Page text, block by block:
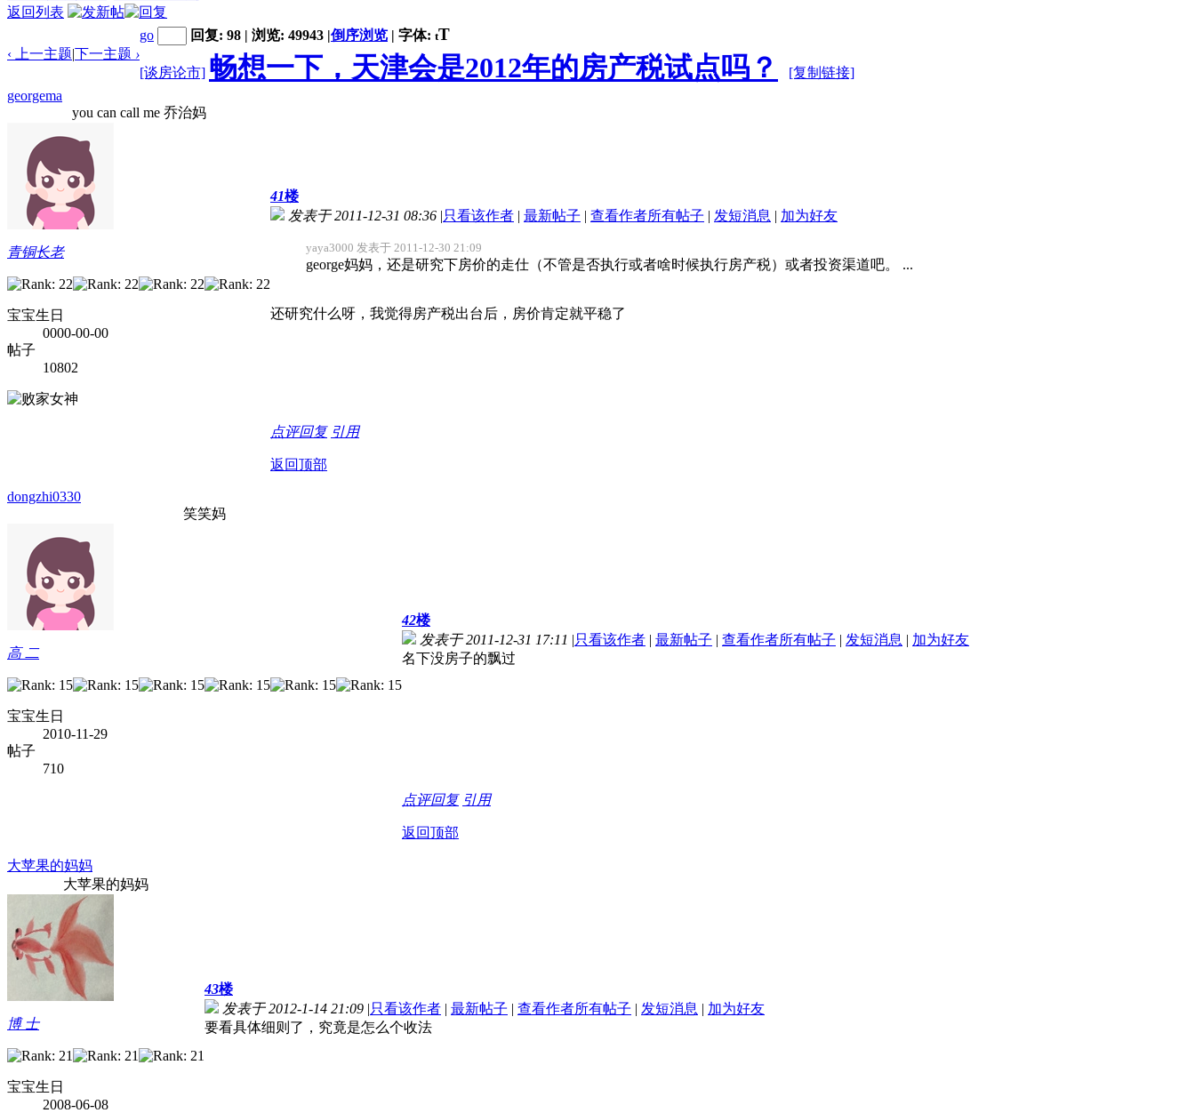
返回列表
‹ 上一主题|下一主题 ›
go 回复: 98 | 浏览: 49943 |倒序浏览 | 字体: tT
[谈房论市] 畅想一下，天津会是2012年的房产税试点吗？
[复制链接]
georgema
you can call me 乔治妈
青铜长老
宝宝生日
0000-00-00
帖子
10802
41楼
发表于 2011-12-31 08:36 |只看该作者 | 最新帖子 | 查看作者所有帖子 | 发短消息 | 加为好友
yaya3000 发表于 2011-12-30 21:09
george妈妈，还是研究下房价的走仕（不管是否执行或者啥时候执行房产税）或者投资渠道吧。 ...
还研究什么呀，我觉得房产税出台后，房价肯定就平稳了
点评回复 引用
返回顶部
dongzhi0330
笑笑妈
高 二
宝宝生日
2010-11-29
帖子
710
42楼
发表于 2011-12-31 17:11 |只看该作者 | 最新帖子 | 查看作者所有帖子 | 发短消息 | 加为好友
名下没房子的飘过
点评回复 引用
返回顶部
大苹果的妈妈
大苹果的妈妈
博 士
宝宝生日
2008-06-08
43楼
发表于 2012-1-14 21:09 |只看该作者 | 最新帖子 | 查看作者所有帖子 | 发短消息 | 加为好友
要看具体细则了，究竟是怎么个收法